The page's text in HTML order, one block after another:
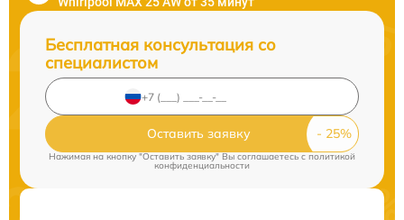
Бесплатная консультация со
специалистом
Оставить заявку
Нажимая на кнопку "Оставить заявку" Вы соглашаетесь c политикой
конфиденциальности